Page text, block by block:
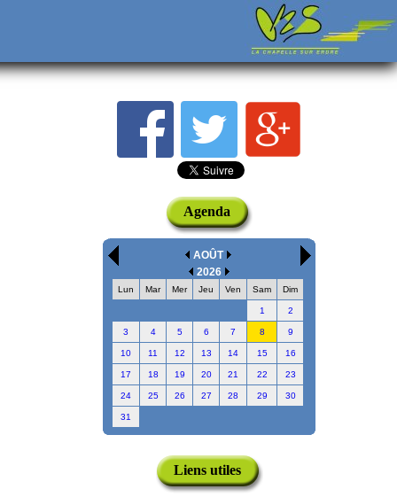
Agenda
AOÛT
2026
Lun Mar Mer Jeu Ven Sam Dim
1 2
3 4 5 6 7 8 9
10 11 12 13 14 15 16
17 18 19 20 21 22 23
24 25 26 27 28 29 30
31
Liens utiles